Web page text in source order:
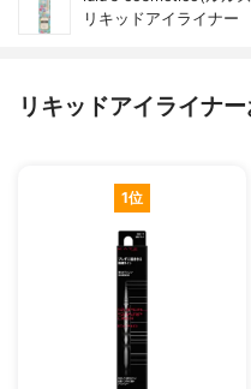
リキッドアイライナー
リキッドアイライナ
1位